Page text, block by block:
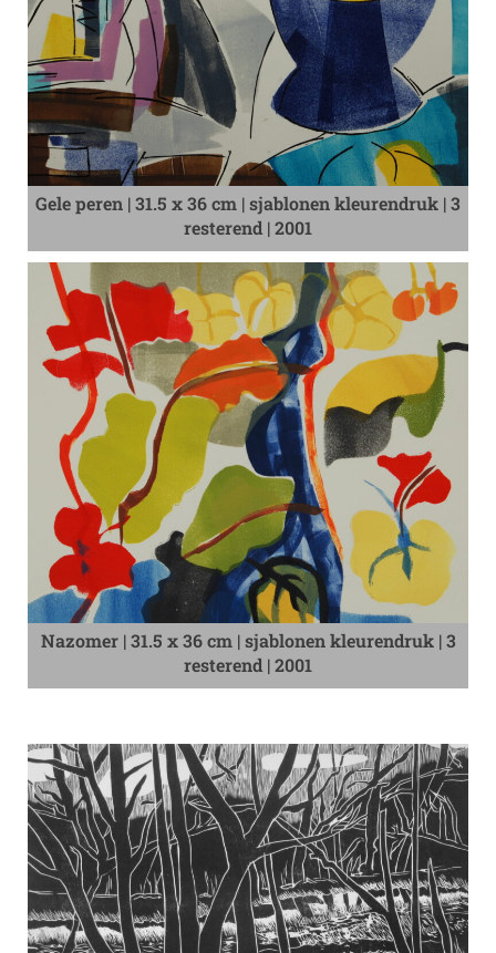
Gele peren | 31.5 x 36 cm | sjablonen kleurendruk | 3
resterend | 2001
Nazomer | 31.5 x 36 cm | sjablonen kleurendruk | 3
resterend | 2001